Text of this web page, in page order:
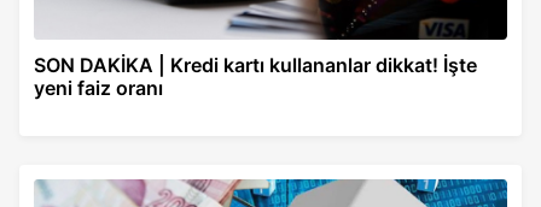
SON DAKİKA | Kredi kartı kullananlar dikkat! İşte
yeni faiz oranı